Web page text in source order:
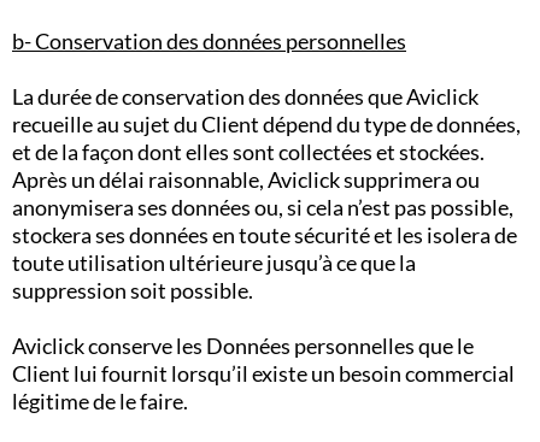
b- Conservation des données personnelles
La durée de conservation des données que Aviclick
recueille au sujet du Client dépend du type de données,
et de la façon dont elles sont collectées et stockées.
Après un délai raisonnable, Aviclick supprimera ou
anonymisera ses données ou, si cela n’est pas possible,
stockera ses données en toute sécurité et les isolera de
toute utilisation ultérieure jusqu’à ce que la
suppression soit possible.
Aviclick conserve les Données personnelles que le
Client lui fournit lorsqu’il existe un besoin commercial
légitime de le faire.